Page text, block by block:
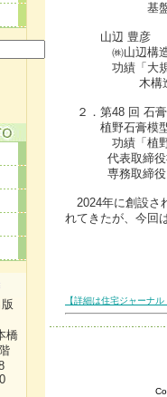
橋
基盤構築へ
山辺 豊彦
㈱山辺構造設
功績「大規模
木構造基準整
２．第48 回 石
植野石膏模型
功績「植野石
代表取締役
専務取締役
2024年に創設さ
れてきたが、今回
【詳細は住宅ジャーナ